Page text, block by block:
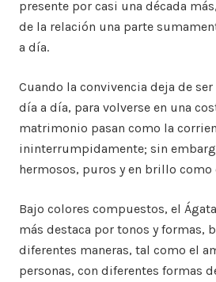
presente por casi una década
de la relación una parte
a día.
Cuando la convivencia deja de
día a día, para volverse en una
matrimonio pasan como la
ininterrumpidamente; sin
hermosos, puros y en brillo como
Bajo colores compuestos, el
más destaca por tonos y formas,
diferentes maneras, tal como el
personas, con diferentes formas